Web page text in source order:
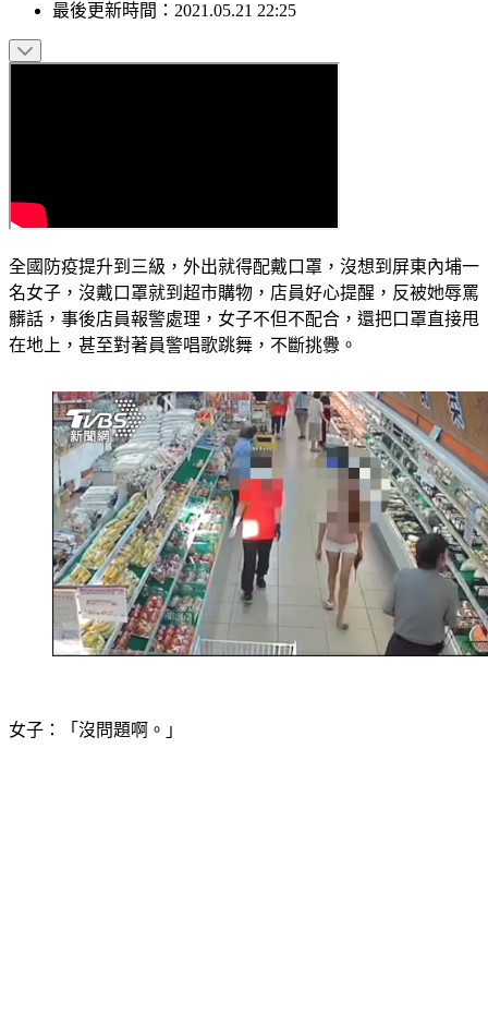
發佈時間：2021.05.21 22:25
全國防疫提升到三級，外出就得配戴口罩，沒想到屏東內埔一
名女子，沒戴口罩就到超市購物，店員好心提醒，反被她辱罵
髒話，事後店員報警處理，女子不但不配合，還把口罩直接甩